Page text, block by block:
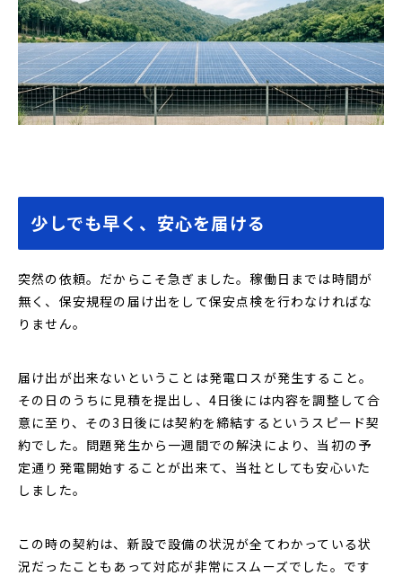
少しでも早く、安心を届ける
突然の依頼。だからこそ急ぎました。稼働日までは時間が
無く、保安規程の届け出をして保安点検を行わなければな
りません。
届け出が出来ないということは発電ロスが発生すること。
その日のうちに見積を提出し、4日後には内容を調整して合
意に至り、その3日後には契約を締結するというスピード契
約でした。問題発生から一週間での解決により、当初の予
定通り発電開始することが出来て、当社としても安心いた
しました。
この時の契約は、新設で設備の状況が全てわかっている状
況だったこともあって対応が非常にスムーズでした。です